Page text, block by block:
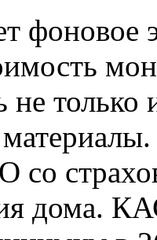
фоновое
не
дома.